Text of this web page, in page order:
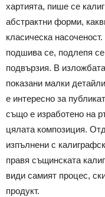
хартията, пише се
абстрактни форми,
класическа
подшива се, подлепя
подвързия. В
показани малки
е интересно за
също е изработено на
цялата композиция.
изпълнени с
правя същинската
види самият процес,
продукт.